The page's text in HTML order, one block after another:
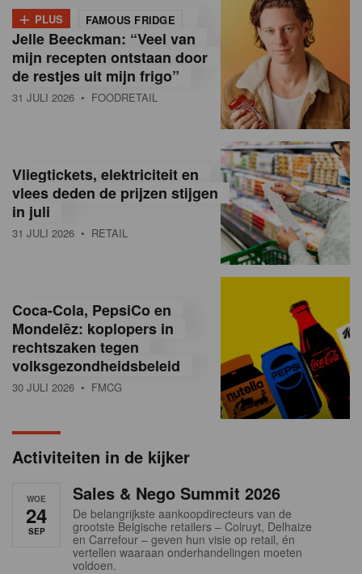
n
B
e
g
ë
e
a
n
+ PLUS FAMOUS FRIDGE
Jelle Beeckman: “Veel van
mijn recepten ontstaan door
de restjes uit mijn frigo”
31 JULI 2026 • FOODRETAIL
Vliegtickets, elektriciteit en
vlees deden de prijzen stijgen
in juli
31 JULI 2026 • RETAIL
Coca-Cola, PepsiCo en
Mondelēz: koplopers in
rechtszaken tegen
volksgezondheidsbeleid
30 JULI 2026 • FMCG
Activiteiten in de kijker
WOE
24
SEP
Sales & Nego Summit 2026
De belangrijkste aankoopdirecteurs van de
grootste Belgische retailers – Colruyt, Delhaize
en Carrefour – geven hun visie op retail, én
vertellen waaraan onderhandelingen moeten
voldoen.